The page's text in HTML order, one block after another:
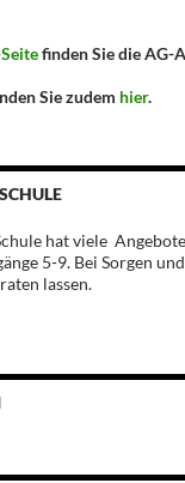
finden Sie die AG-
Sie zudem hier.
hat viele
5-9. Bei Sorgen
lassen.